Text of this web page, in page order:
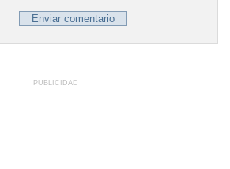
PUBLICIDAD